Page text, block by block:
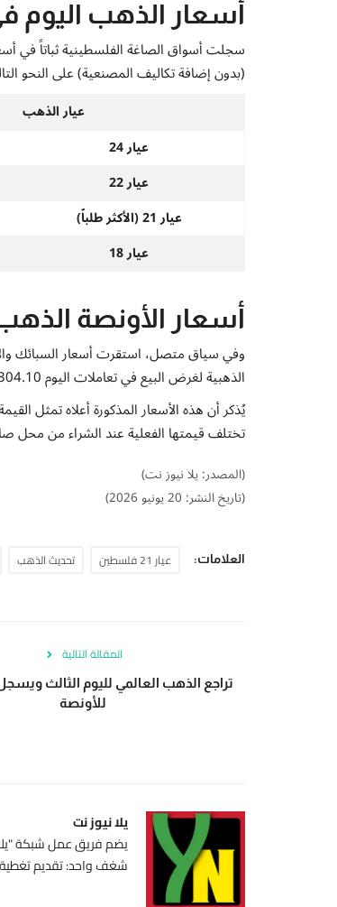
أسعار الذهب
سجلت أسواق الصاغة الفلسطينية ثباتاً في
(بدون إضافة تكاليف المصنعية) على النحو
عيار الذهب
عيار 24
عيار 22
عيار 21 (الأكثر طلباً)
عيار 18
أسعار الأونصة
وفي سياق متصل، استقرت أسعار السبائك
الذهبية لغرض البيع في تعاملات اليوم 12,304.10 شيكل (ما يعادل 3,383.00 دولار أمريكي).
يُذكر أن هذه الأسعار المذكورة أعلاه تمثل
تختلف قيمتها الفعلية عند الشراء من محل
(المصدر: يلا نيوز نت)
(تاريخ النشر: 20 يونيو 2026)
العلامات: عيار 21 فلسطين تحديث الذهب
المقالة التالية
للأونصة
يلا نيوز نت
يضم فريق عمل شبكة "يلا
شغف واحد: تقديم تغطية